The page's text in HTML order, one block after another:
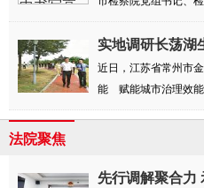
实地调研长荡湖
近日，江苏省常州市
能 赋能城市治理效能
法院聚焦
先行调解聚合力